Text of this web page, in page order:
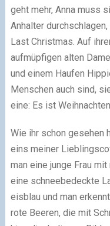
geht mehr, Anna muss
Anhalter
Last Christmas. Auf
aufmüpfigen alten
und einem Haufen
Menschen auch sind,
eine: Es ist
Wie ihr schon gesehen
eins meiner
man eine junge Frau
eine schneebedeckte
eisblau und man
rote Beeren, die mit